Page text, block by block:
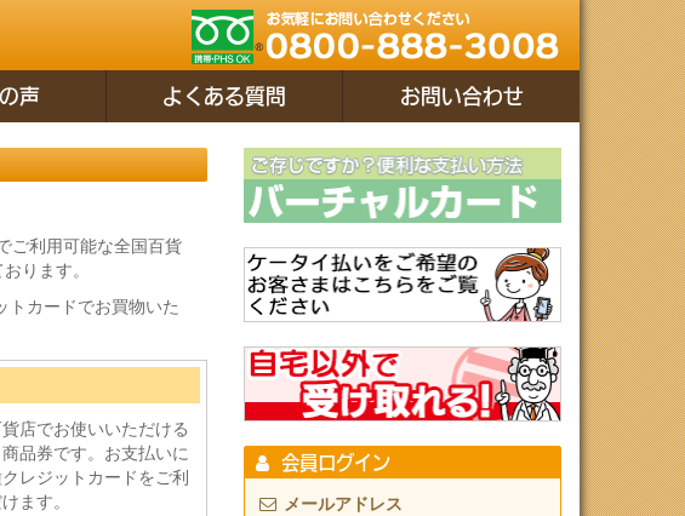
声 よくある質問 お問い合わせ
ご利用可能な全国百貨
ります。
カードでお買物いた
店でお使いいただける
品券です。お支払いに
レジットカードをご利
ます。
会員ログイン
メールアドレス